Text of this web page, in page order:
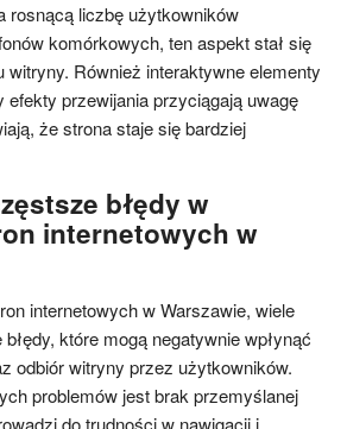
rosnącą liczbę użytkowników
komórkowych, ten aspekt stał się
Również interaktywne elementy
efekty przewijania przyciągają uwagę
że strona staje się bardziej
błędy w
internetowych w
internetowych w Warszawie, wiele
które mogą negatywnie wpłynąć
odbiór witryny przez użytkowników.
problemów jest brak przemyślanej
do trudności w nawigacji i